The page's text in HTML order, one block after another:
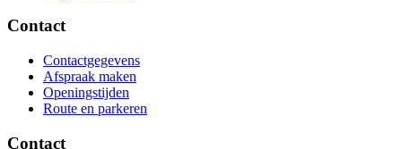
Contact
Contactgegevens
Afspraak maken
Openingstijden
Route en parkeren
Contact